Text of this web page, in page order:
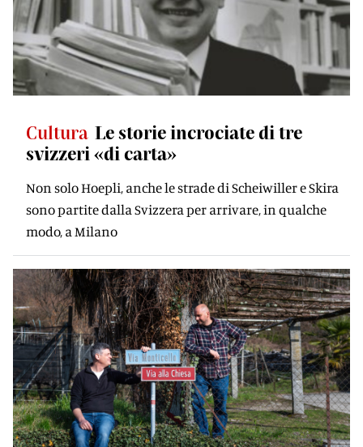
Cultura Le storie incrociate di tre
svizzeri «di carta»
Non solo Hoepli, anche le strade di Scheiwiller e Skira
sono partite dalla Svizzera per arrivare, in qualche
modo, a Milano